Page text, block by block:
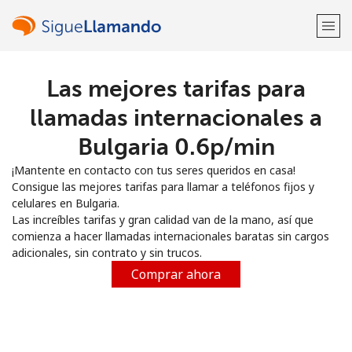
¡Bienvenido!
Regístrate con
o
Las mejores tarifas para
llamadas internacionales a
Bulgaria ⁦0.6p⁩/min
¡Mantente en contacto con tus seres queridos en casa!
Consigue las mejores tarifas para llamar a teléfonos fijos y
celulares en Bulgaria.
Las increíbles tarifas y gran calidad van de la mano, así que
comienza a hacer llamadas internacionales baratas sin cargos
adicionales, sin contrato y sin trucos.
Comprar ahora